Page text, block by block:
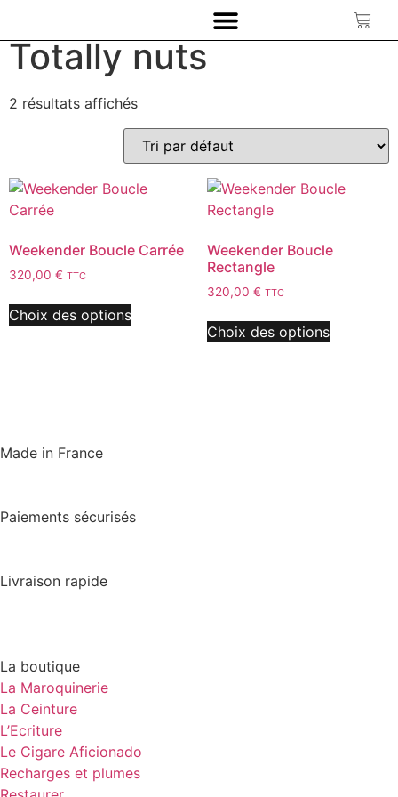
/ Produit Couleur / Totally nuts
Totally nuts
2 résultats affichés
Weekender Boucle Carrée
320,00 € TTC
Choix des options
Weekender Boucle
Rectangle
320,00 € TTC
Choix des options
Made in France
Paiements sécurisés
Livraison rapide
La boutique
La Maroquinerie
La Ceinture
L’Ecriture
Le Cigare Aficionado
Recharges et plumes